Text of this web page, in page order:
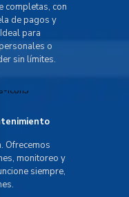
completas, con
de pagos y
para
o
sin límites.
Ofrecemos
monitoreo y
siempre,